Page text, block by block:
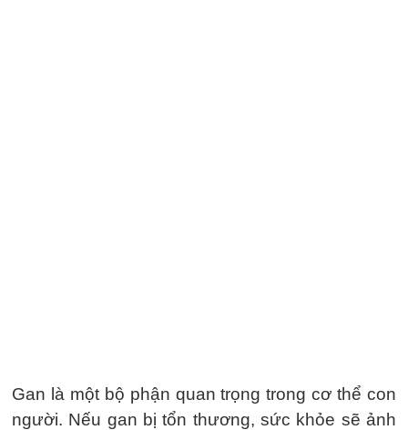
Gan là một bộ phận quan trọng trong cơ thể con
người. Nếu gan bị tổn thương, sức khỏe sẽ ảnh